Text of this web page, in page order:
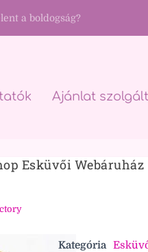
a boldogság?
Ajánlat
Esküvői Webáruház
Kategória